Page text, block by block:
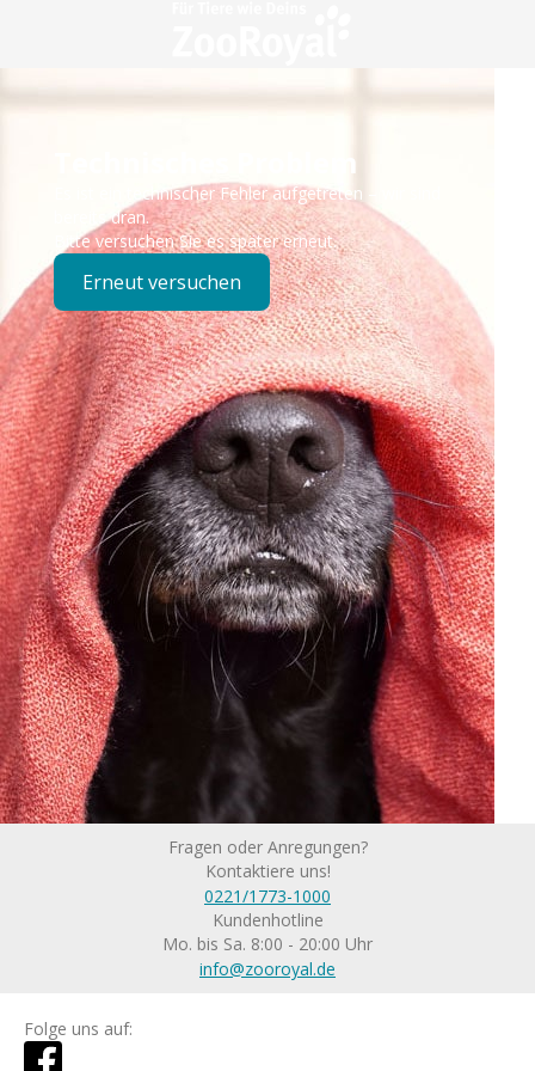
Technisches Problem
Es ist ein technischer Fehler aufgetreten – wir sind
bereits dran.
Bitte versuchen Sie es später erneut.
Erneut versuchen
Fragen oder Anregungen?
Kontaktiere uns!
0221/1773-1000
Kundenhotline
Mo. bis Sa. 8:00 - 20:00 Uhr
info@zooroyal.de
Folge uns auf: